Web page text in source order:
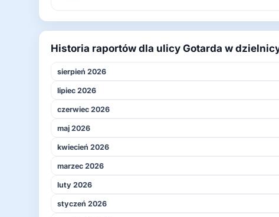
Historia raportów dla ulicy Gotarda w
sierpień 2026
lipiec 2026
czerwiec 2026
maj 2026
kwiecień 2026
marzec 2026
luty 2026
styczeń 2026